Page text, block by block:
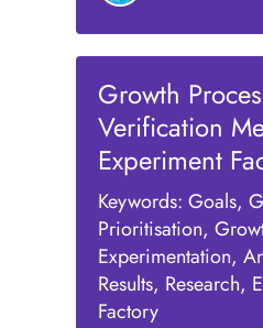
Growth
Verification
Experiment
Keywords: Goals,
Prioritisation,
Experimentation,
Results, Research,
Factory